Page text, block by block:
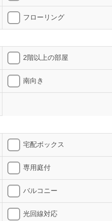
フローリング
2階以上の部屋
南向き
宅配ボックス
専用庭付
バルコニー
光回線対応